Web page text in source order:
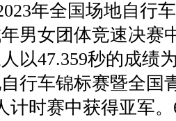
年全国场地自行
男女团体竞速决赛
以47.359秒的成绩
行车锦标赛暨全国
计时赛中获得亚军